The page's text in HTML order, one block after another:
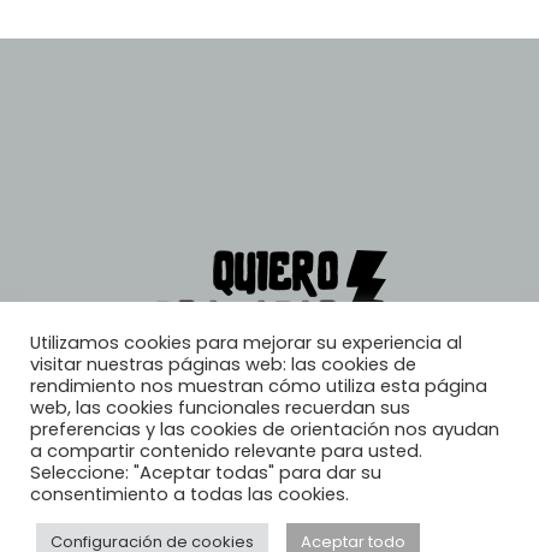
© 2026, Quiero Trabajar
Utilizamos cookies para mejorar su experiencia al
visitar nuestras páginas web: las cookies de
rendimiento nos muestran cómo utiliza esta página
web, las cookies funcionales recuerdan sus
preferencias y las cookies de orientación nos ayudan
a compartir contenido relevante para usted.
Seleccione: "Aceptar todas" para dar su
consentimiento a todas las cookies.
Configuración de cookies Aceptar todo